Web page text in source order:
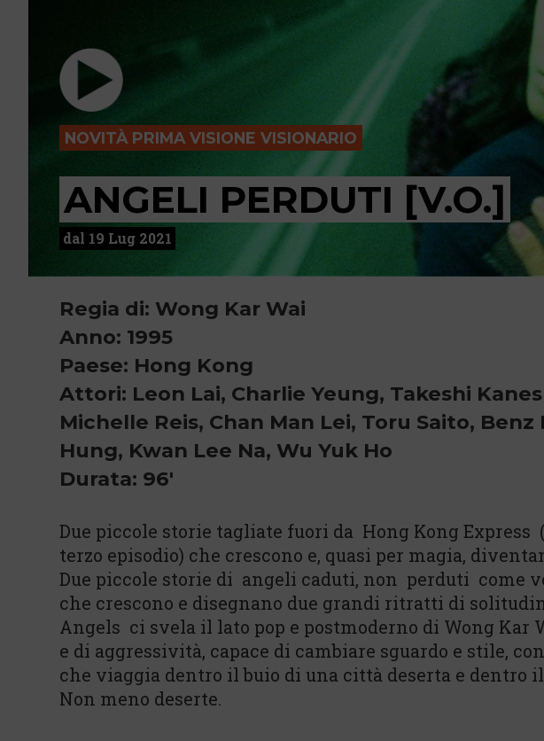
NOVITÀ PRIMA VISIONE VISIONARIO
ANGELI PERDUTI [V.O.]
dal 19 Lug 2021
Regia di: Wong Kar Wai
Anno: 1995
Paese: Hong Kong
Attori: Leon Lai, Charlie Yeung, Takeshi
Michelle Reis, Chan Man Lei, Toru Saito, Benz
Hung, Kwan Lee Na, Wu Yuk Ho
Durata: 96'
Due piccole storie tagliate fuori da Hong Kong Express
terzo episodio) che crescono e, quasi per magia,
Due piccole storie di angeli caduti, non perduti come
che crescono e disegnano due grandi ritratti di
Angels ci svela il lato pop e postmoderno di Wong Kar
e di aggressività, capace di cambiare sguardo e stile,
che viaggia dentro il buio di una città deserta e dentro
Non meno deserte.